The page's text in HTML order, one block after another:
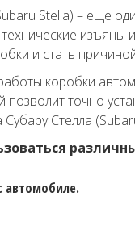
Stella) – еще
и стать
коробки
позволит точно
Стелла
автомобиле.